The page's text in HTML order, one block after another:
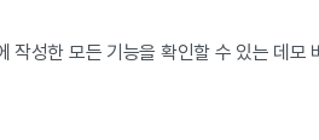
작성한 모든 기능을 확인할 수 있는 데모